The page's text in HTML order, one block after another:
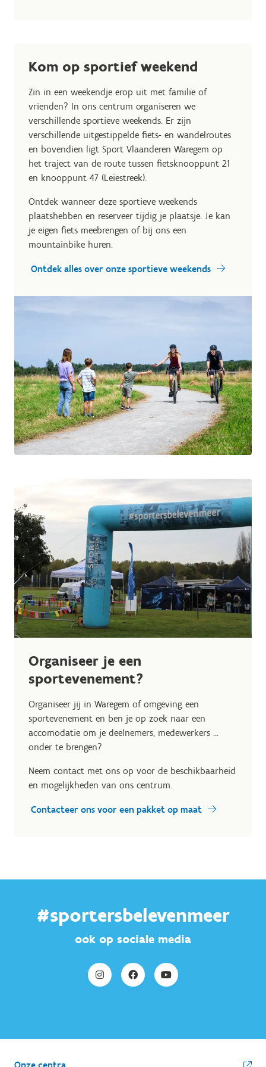
Kom op sportief weekend
Zin in een weekendje erop uit met familie of
vrienden? In ons centrum organiseren we
verschillende sportieve weekends. Er zijn
verschillende uitgestippelde fiets- en wandelroutes
en bovendien ligt Sport Vlaanderen Waregem op
het traject van de route tussen fietsknooppunt 21
en knooppunt 47 (Leiestreek).
Ontdek wanneer deze sportieve weekends
plaatshebben en reserveer tijdig je plaatsje. Je kan
je eigen fiets meebrengen of bij ons een
mountainbike huren.
Ontdek alles over onze sportieve weekends
Organiseer je een
sportevenement?
Organiseer jij in Waregem of omgeving een
sportevenement en ben je op zoek naar een
accomodatie om je deelnemers, medewerkers ...
onder te brengen?
Neem contact met ons op voor de beschikbaarheid
en mogelijkheden van ons centrum.
Contacteer ons voor een pakket op maat
#sportersbelevenmeer
ook op sociale media
Onze centra